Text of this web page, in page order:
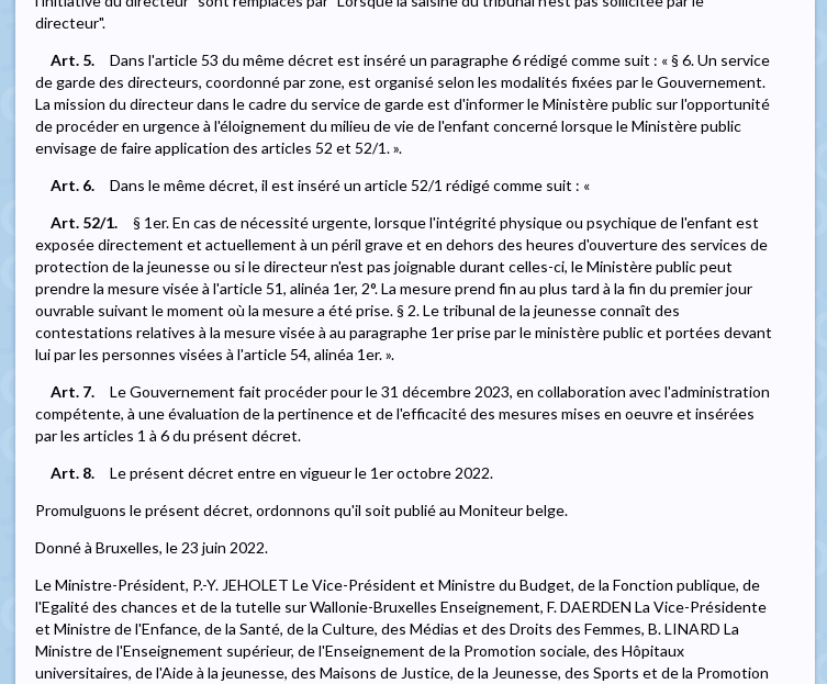
directeur".
Art. 5.
Dans l'article 53 du même décret est inséré un paragraphe 6 rédigé comme suit : « § 6. Un service
de garde des directeurs, coordonné par zone, est organisé selon les modalités fixées par le Gouvernement.
La mission du directeur dans le cadre du service de garde est d'informer le Ministère public sur l'opportunité
de procéder en urgence à l'éloignement du milieu de vie de l'enfant concerné lorsque le Ministère public
envisage de faire application des articles 52 et 52/1. ».
Art. 6.
Dans le même décret, il est inséré un article 52/1 rédigé comme suit : «
Art. 52/1.
§ 1er. En cas de nécessité urgente, lorsque l'intégrité physique ou psychique de l'enfant est
exposée directement et actuellement à un péril grave et en dehors des heures d'ouverture des services de
protection de la jeunesse ou si le directeur n'est pas joignable durant celles-ci, le Ministère public peut
prendre la mesure visée à l'article 51, alinéa 1er, 2°. La mesure prend fin au plus tard à la fin du premier jour
ouvrable suivant le moment où la mesure a été prise. § 2. Le tribunal de la jeunesse connaît des
contestations relatives à la mesure visée à au paragraphe 1er prise par le ministère public et portées devant
lui par les personnes visées à l'article 54, alinéa 1er. ».
Art. 7.
Le Gouvernement fait procéder pour le 31 décembre 2023, en collaboration avec l'administration
compétente, à une évaluation de la pertinence et de l'efficacité des mesures mises en oeuvre et insérées
par les articles 1 à 6 du présent décret.
Art. 8.
Le présent décret entre en vigueur le 1er octobre 2022.
Promulguons le présent décret, ordonnons qu'il soit publié au Moniteur belge.
Donné à Bruxelles, le 23 juin 2022.
Le Ministre-Président, P.-Y. JEHOLET Le Vice-Président et Ministre du Budget, de la Fonction publique, de
l'Egalité des chances et de la tutelle sur Wallonie-Bruxelles Enseignement, F. DAERDEN La Vice-Présidente
et Ministre de l'Enfance, de la Santé, de la Culture, des Médias et des Droits des Femmes, B. LINARD La
Ministre de l'Enseignement supérieur, de l'Enseignement de la Promotion sociale, des Hôpitaux
universitaires, de l'Aide à la jeunesse, des Maisons de Justice, de la Jeunesse, des Sports et de la Promotion